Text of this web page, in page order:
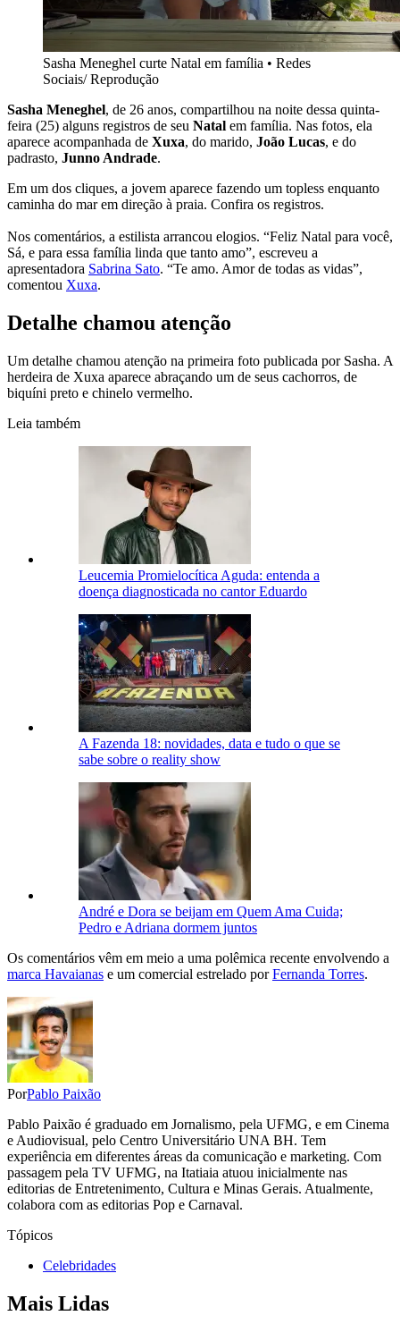
Sasha Meneghel curte Natal em família • Redes
Sociais/ Reprodução
Sasha Meneghel, de 26 anos, compartilhou na noite dessa quinta-
feira (25) alguns registros de seu Natal em família. Nas fotos, ela
aparece acompanhada de Xuxa, do marido, João Lucas, e do
padrasto, Junno Andrade.
Em um dos cliques, a jovem aparece fazendo um topless enquanto
caminha do mar em direção à praia. Confira os registros.
Nos comentários, a estilista arrancou elogios. “Feliz Natal para você,
Sá, e para essa família linda que tanto amo”, escreveu a
apresentadora Sabrina Sato. “Te amo. Amor de todas as vidas”,
comentou Xuxa.
Detalhe chamou atenção
Um detalhe chamou atenção na primeira foto publicada por Sasha. A
herdeira de Xuxa aparece abraçando um de seus cachorros, de
biquíni preto e chinelo vermelho.
Leia também
Leucemia Promielocítica Aguda: entenda a
doença diagnosticada no cantor Eduardo
A Fazenda 18: novidades, data e tudo o que se
sabe sobre o reality show
André e Dora se beijam em Quem Ama Cuida;
Pedro e Adriana dormem juntos
Os comentários vêm em meio a uma polêmica recente envolvendo a
marca Havaianas e um comercial estrelado porFernanda Torres.
PorPablo Paixão
Pablo Paixão é graduado em Jornalismo, pela UFMG, e em Cinema
e Audiovisual, pelo Centro Universitário UNA BH. Tem
experiência em diferentes áreas da comunicação e marketing. Com
passagem pela TV UFMG, na Itatiaia atuou inicialmente nas
editorias de Entretenimento, Cultura e Minas Gerais. Atualmente,
colabora com as editorias Pop e Carnaval.
Tópicos
Celebridades
Mais Lidas